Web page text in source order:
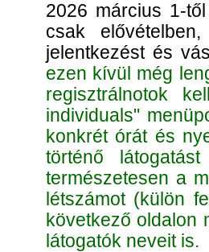
2026 március 1-
csak
jelentkezést és
ezen kívül még
regisztrálnotok
individuals"
konkrét órát és
történő
természetesen a
létszámot (külön
következő oldalon
látogatók neveit is.